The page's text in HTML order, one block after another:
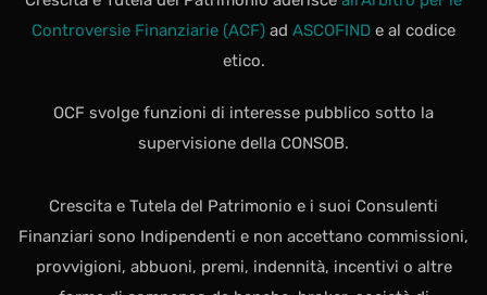
Controversie Finanziarie (ACF) ad ASCOFIND e al codice
etico.
OCF svolge funzioni di interesse pubblico sotto la
supervisione della CONSOB.
Crescita e Tutela del Patrimonio e i suoi Consulenti
Finanziari sono Indipendenti e non accettano commissioni,
provvigioni, abbuoni, premi, indennità, incentivi o altre